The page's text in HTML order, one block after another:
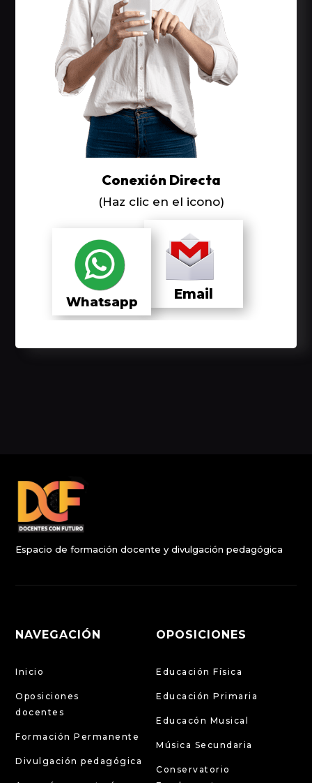
Conexión Directa
(Haz clic en el icono)
Email
Whatsapp
Espacio de formación docente y divulgación pedagógica
NAVEGACIÓN
Inicio
Oposiciones
docentes
Formación Permanente
Divulgación pedagógica
OPOSICIONES
Educación Física
Educación Primaria
Educacón Musical
Música Secundaria
Conservatorio